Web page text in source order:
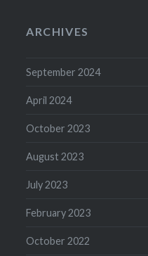
ARCHIVES
September 2024
April 2024
October 2023
August 2023
July 2023
February 2023
October 2022